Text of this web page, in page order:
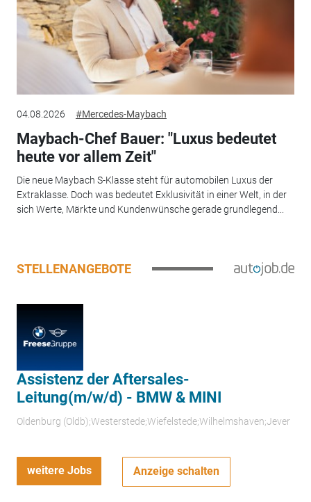
04.08.2026 #Mercedes-Maybach
Maybach-Chef Bauer: "Luxus bedeutet
heute vor allem Zeit"
Die neue Maybach S-Klasse steht für automobilen Luxus der
Extraklasse. Doch was bedeutet Exklusivität in einer Welt, in der
sich Werte, Märkte und Kundenwünsche gerade grundlegend...
STELLENANGEBOTE
Assistenz der Aftersales-
Leitung(m/w/d) - BMW & MINI
Oldenburg (Oldb);Westerstede;Wiefelstede;Wilhelmshaven;Jever
weitere Jobs Anzeige schalten